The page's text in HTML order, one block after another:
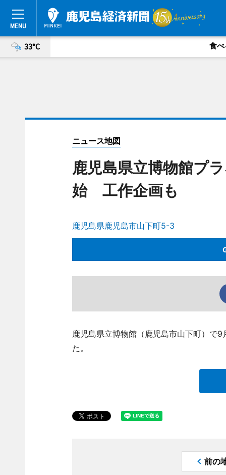
33°C 食べ
ニュース地図
鹿児島県立博物館プ
始 工作企画も
鹿児島県鹿児島市山下町5-3
鹿児島県立博物館（鹿児島市山下町）で
た。
前の